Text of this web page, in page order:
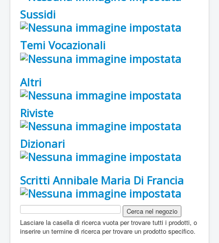
Sussidi
Temi Vocazionali
Altri
Riviste
Dizionari
Scritti Annibale Maria Di Francia
Lasciare la casella di ricerca vuota per trovare tutti i prodotti, o
inserire un termine di ricerca per trovare un prodotto specifico.